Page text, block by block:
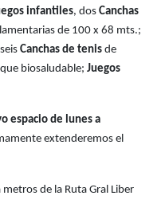
infantiles, dos Canchas
de 100 x 68 mts.;
Canchas de tenis de
biosaludable; Juegos
espacio de lunes a
extenderemos el
de la Ruta Gral Liber